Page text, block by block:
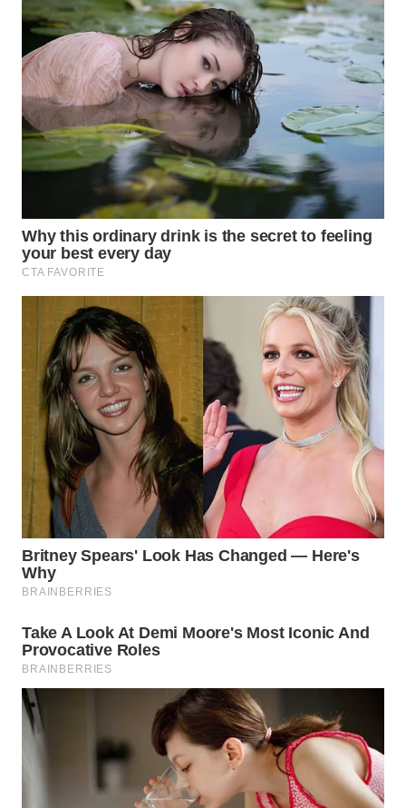
WN
PRIANGAN
TIMUR
WN
SEMARANG
WN
BOROBUDUR
WN
MADURA
WN
SURABAYA
WN
NATUNA
WN
BINTAN
WN
WN
LABUANBAJO